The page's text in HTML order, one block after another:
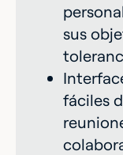
sus
fáciles